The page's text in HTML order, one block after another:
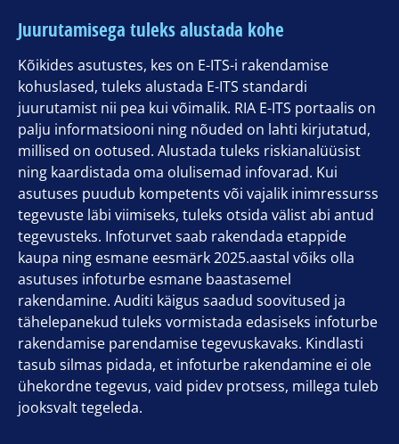
Juurutamisega tuleks alustada kohe
Kõikides asutustes, kes on E-ITS-i rakendamise
kohuslased, tuleks alustada E-ITS standardi
juurutamist nii pea kui võimalik. RIA E-ITS portaalis on
palju informatsiooni ning nõuded on lahti kirjutatud,
millised on ootused. Alustada tuleks riskianalüüsist
ning kaardistada oma olulisemad infovarad. Kui
asutuses puudub kompetents või vajalik inimressurss
tegevuste läbi viimiseks, tuleks otsida välist abi antud
tegevusteks. Infoturvet saab rakendada etappide
kaupa ning esmane eesmärk 2025.aastal võiks olla
asutuses infoturbe esmane baastasemel
rakendamine. Auditi käigus saadud soovitused ja
tähelepanekud tuleks vormistada edasiseks infoturbe
rakendamise parendamise tegevuskavaks. Kindlasti
tasub silmas pidada, et infoturbe rakendamine ei ole
ühekordne tegevus, vaid pidev protsess, millega tuleb
jooksvalt tegeleda.